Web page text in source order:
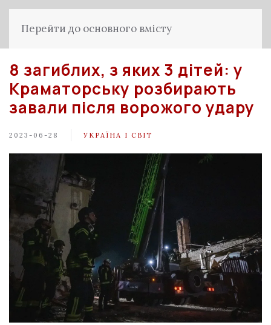
Перейти до основного вмісту
8 загиблих, з яких 3 дітей: у
Краматорську розбирають
завали після ворожого удару
2023-06-28 УКРАЇНА І СВІТ